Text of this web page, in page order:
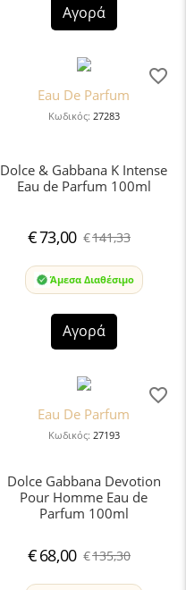
Αγορά
Eau De Parfum
Κωδικός: 27283
Dolce & Gabbana Κ Intense
Eau de Parfum 100ml
€141,33
€73,00
Άμεσα Διαθέσιμο
Αγορά
Eau De Parfum
Κωδικός: 27193
Dolce Gabbana Devotion
Pour Homme Eau de
Parfum 100ml
€135,30
€68,00